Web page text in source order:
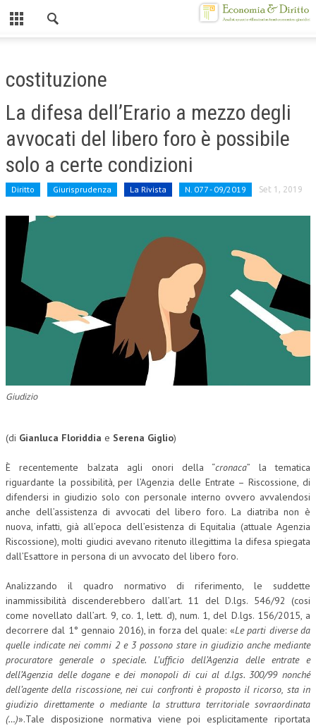
CHI SIAMO
MISSION
CONTATTI
CENTRO STUDI
ORGANIZZAZIONE
DIREZIONE SCIENTIFICA
ALTA FORMAZIONE
CORSI CE.S.E.D.
ARCHIVIO CORSI 2015
DIVENTA SOCIO
LA RIVISTA
COMITATO SCIENTIFICO
COMITATO EDITORIALE
REDAZIONE
CODICE ETICO
AUTORI
COLLABORA CON NOI
ECONOMIA
CORPORATE SOCIAL RESPONSIBILITY
costituzione
La difesa dell’Erario a mezzo degli
avvocati del libero foro è possibile
solo a certe condizioni
Diritto Giurisprudenza La Rivista N. 077 - 09/2019 Set 1, 2019
Giudizio
(di Gianluca Floriddia e Serena Giglio)
È recentemente balzata agli onori della “cronaca” la tematica
riguardante la possibilità, per l’Agenzia delle Entrate – Riscossione, di
difendersi in giudizio solo con personale interno ovvero avvalendosi
anche dell’assistenza di avvocati del libero foro. La diatriba non è
nuova, infatti, già all’epoca dell’esistenza di Equitalia (attuale Agenzia
Riscossione), molti giudici avevano ritenuto illegittima la difesa spiegata
dall’Esattore in persona di un avvocato del libero foro.
Analizzando il quadro normativo di riferimento, le suddette
inammissibilità discenderebbero dall’art. 11 del D.lgs. 546/92 (cosi
come novellato dall’art. 9, co. 1, lett. d), num. 1, del D.lgs. 156/2015, a
decorrere dal 1° gennaio 2016), in forza del quale: «Le parti diverse da
quelle indicate nei commi 2 e 3 possono stare in giudizio anche mediante
procuratore generale o speciale. L’ufficio dell’Agenzia delle entrate e
dell’Agenzia delle dogane e dei monopoli di cui al d.lgs. 300/99 nonché
dell’agente della riscossione, nei cui confronti è proposto il ricorso, sta in
giudizio direttamente o mediante la struttura territoriale sovraordinata
(…)».Tale disposizione normativa viene poi esplicitamente riportata